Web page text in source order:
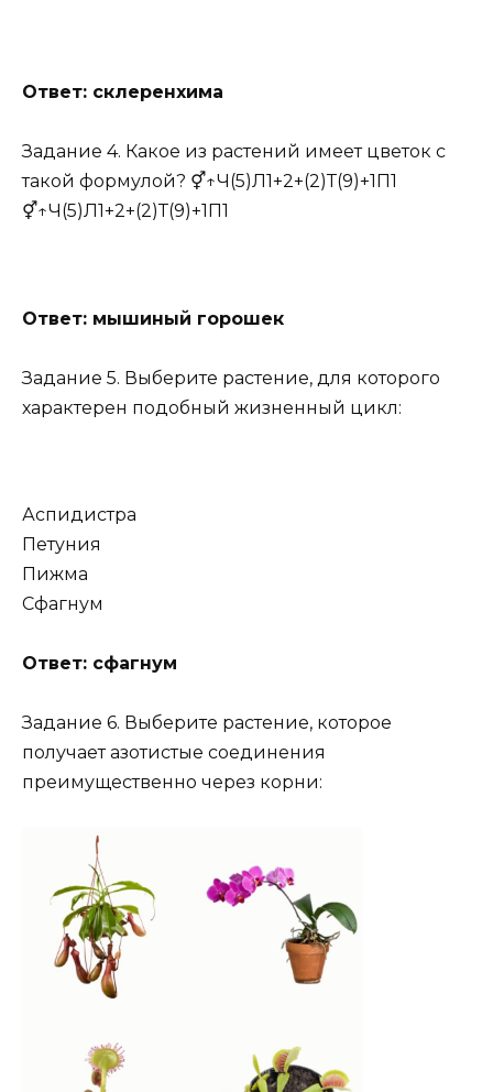
Ответ: склеренхима
Задание 4. Какое из растений имеет цветок с
такой формулой? ⚥↑Ч(5)Л1+2+(2)Т(9)+1П1
⚥↑Ч(5)Л1+2+(2)Т(9)+1П1
Ответ: мышиный горошек
Задание 5. Выберите растение, для которого
характерен подобный жизненный цикл:
Аспидистра
Петуния
Пижма
Сфагнум
Ответ: сфагнум
Задание 6. Выберите растение, которое
получает азотистые соединения
преимущественно через корни: